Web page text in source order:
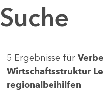
Suche
5 Ergebnisse für
Wirtschaftsstruktur
regionalbeihilfen